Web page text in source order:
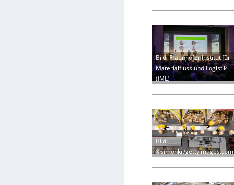
Bild: Fraunhofer Institut für
Materialfluss und Logistik
(IML)
Bild:
©simonkr/gettyimages.com